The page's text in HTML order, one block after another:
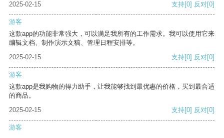
2025-02-15 支持[0] 反对[0]
游客
这款app的功能非常强大，可以满足我所有的工作需求。我可以使用它来
编辑文档、制作演示文稿、管理日程安排等。
2025-02-15
支持[0] 反对[0]
游客
这款app是我购物的得力助手，让我能够找到最优惠的价格，买到最合适
的商品。
2025-02-15
支持[0] 反对[0]
游客